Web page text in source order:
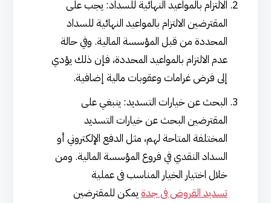
الالتزام بالمواعيد النهائية للسداد: يجب على
المقترضين الالتزام بالمواعيد النهائية للسداد
المحددة من قبل المؤسسة المالية. وفي حالة
عدم الالتزام بالمواعيد المحددة، فإن ذلك يؤدي
إلى فرض غرامات وعقوبات مالية إضافية.
البحث عن خيارات التسديد: ينبغي على
المقترضين البحث عن خيارات التسديد
المختلفة المتاحة لهم، مثل الدفع الإلكتروني أو
السداد النقدي في فروع المؤسسة المالية. ومن
خلال اختيار الخيار المناسب فى عملية
تسديد القروض فى جدة يمكن للمقترضين